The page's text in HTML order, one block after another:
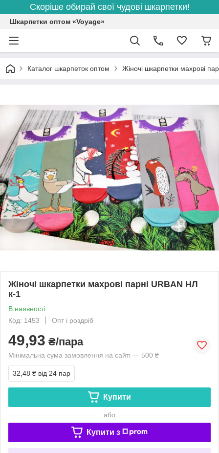
Скоріше обирай свої чудові шкарпетки!
Шкарпетки оптом «Voyage»
Каталог шкарпеток оптом Жіночі шкарпетки махрові
Жіночі шкарпетки махрові парні URBAN НЛ
к-1
В наявності
Код: 1453
Опт і роздріб
49,93 ₴/пара
Мінімальна сума замовлення на сайті — 500 ₴
32,48 ₴ від 24 пар
Купити
або
Купити з